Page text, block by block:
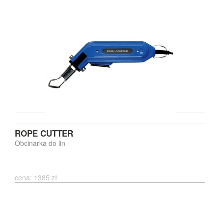
ROPE CUTTER
Obcinarka do lin
cena: 1385 zł